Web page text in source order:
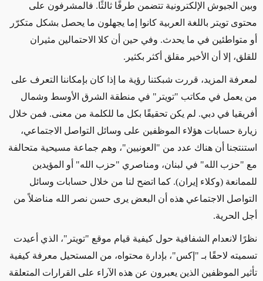
وبين الجيوش الإلكترونية تتضمن طرفًا ثالثًا. فالمشرفون على
محتوى تويتر باللغة العربية كانوا إما يجهلون ما يحصل بشكل متكرّر
أو متواطئين في ما يحدث. وفي حين أن كلا الاحتمالين مثيران
للقلق، إلا أن الأخير مقلق أكثر بكثير.
لمعرفة المزيد، قررت شبكتنا رؤية ما إذا كان بإمكاننا التعرف على
من يعمل في مكاتب "تويتر" في منطقة الشرق الأوسط وشمال
أفريقيا في دبي. لم يكن تحقيقًا بكل ما للكلمة من معنى. فمن خلال
زيارة حسابات هؤلاء الموظفين على وسائل التواصل الاجتماعي،
استنتجنا أن هناك عدد من "العونيين"، وهم جماعة مسيحية متحالفة
مع "حزب الله" في لبنان، ومناصري "حزب الله" أو المؤيدين
للممانعة (وكلاء إيران). كما اتضح لنا من خلال حسابات وسائل
التواصل الاجتماعي هذه أن البعض يرى حسن نصر الله مناضلاً من
أجل الحرية.
نظرًا لانعدام الشفافية حول كيفية قيام موقع "تويتر"، الذي أعيدت
تسميته لاحقًا بـ "إكس"، بإدارة محتواه، من المستحيل معرفة كيفية
تأثير الموظفين الذين يعبرون عن هذه الآراء على القرارات المتعلقة